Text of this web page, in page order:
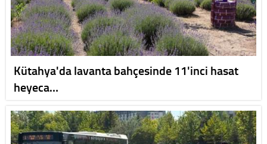
Kütahya'da lavanta bahçesinde 11'inci hasat
heyeca…